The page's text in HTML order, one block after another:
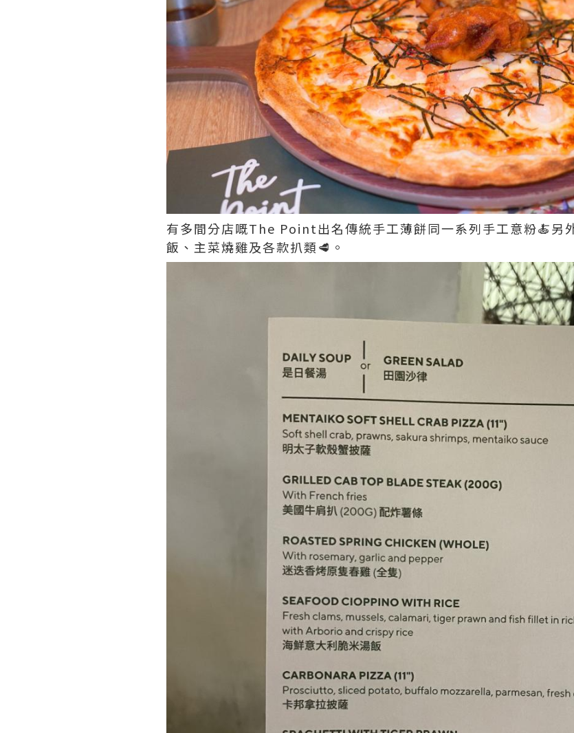
有多間分店嘅The Point出名傳統手工薄餅同一系列手工意粉🍝另
飯、主菜燒雞及各款扒類🥩。